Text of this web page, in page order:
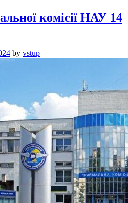
комісії НАУ 14
by vstup